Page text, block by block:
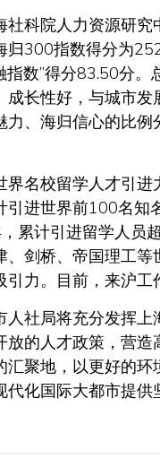
科院人力资源研究
归300指数得分为
指数”得分83.50分
成长性好，与城市
、海归信心的比例
名校留学人才引进
引进世界前100名
累计引进留学人员
、剑桥、帝国理工
力。目前，来沪工
局将充分发挥上
放的人才政策，营
汇聚地，以更好的
化国际大都市提供